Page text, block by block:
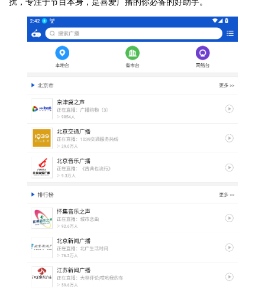
扰，专注于节目本身，是喜爱广播的你必备的好助手。